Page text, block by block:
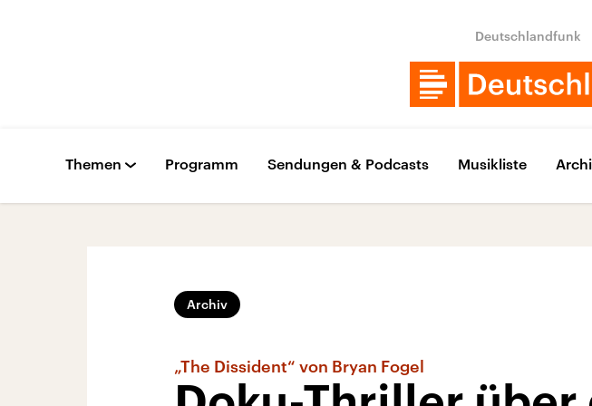
Deutschlandfunk
Themen Programm Sendungen & Podcasts Musikliste
Archiv
„The Dissident“ von Bryan Fogel